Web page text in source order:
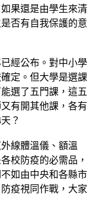
果還是由學生來清
否有自我保護的意
經公布。對中小學
定。但大學是選課
選了五門課，這五
有開其他課，各有
？
線體溫儀、額溫
校防疫的必需品，
如由中央和各縣市
疫視同作戰，大家